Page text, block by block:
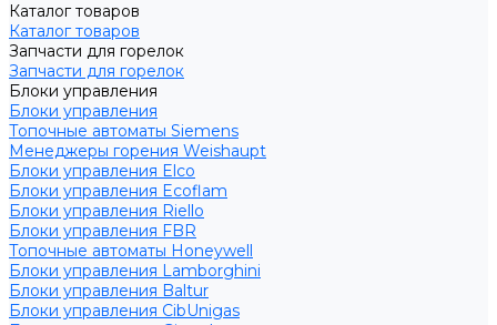
Каталог товаров
Каталог товаров
Запчасти для горелок
Запчасти для горелок
Блоки управления
Блоки управления
Топочные автоматы Siemens
Менеджеры горения Weishaupt
Блоки управления Elco
Блоки управления Ecoflam
Блоки управления Riello
Блоки управления FBR
Топочные автоматы Honeywell
Блоки управления Lamborghini
Блоки управления Baltur
Блоки управления CibUnigas